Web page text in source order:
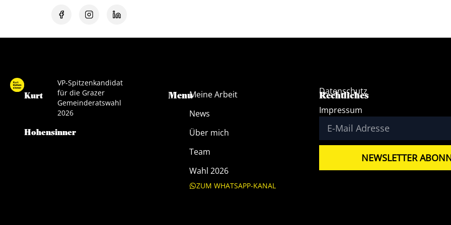
Kurt
Hohensinner
VP-Spitzenkandidat
für die Grazer
Gemeinderatswahl
2026
MenuMeine Arbeit
News
Über mich
Team
Wahl 2026
ZUM WHATSAPP-KANAL
Rechtliches
Datenschutz
Impressum
NEWSLETTER